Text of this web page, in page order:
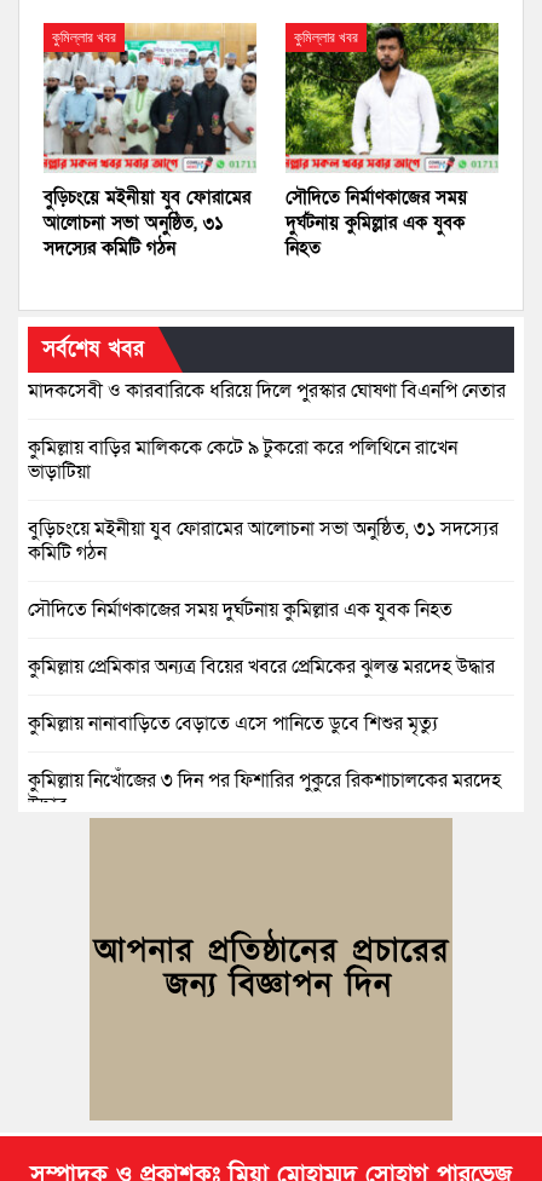
কুমিল্লার খবর
বুড়িচংয়ে মইনীয়া যুব ফোরামের
আলোচনা সভা অনুষ্ঠিত, ৩১
সদস্যের কমিটি গঠন
কুমিল্লার খবর
সৌদিতে নির্মাণকাজের সময়
দুর্ঘটনায় কুমিল্লার এক যুবক
নিহত
সর্বশেষ খবর
মাদকসেবী ও কারবারিকে ধরিয়ে দিলে পুরস্কার ঘোষণা বিএনপি নেতার
কুমিল্লায় বাড়ির মালিককে কেটে ৯ টুকরো করে পলিথিনে রাখেন
ভাড়াটিয়া
বুড়িচংয়ে মইনীয়া যুব ফোরামের আলোচনা সভা অনুষ্ঠিত, ৩১ সদস্যের
কমিটি গঠন
সৌদিতে নির্মাণকাজের সময় দুর্ঘটনায় কুমিল্লার এক যুবক নিহত
কুমিল্লায় প্রেমিকার অন্যত্র বিয়ের খবরে প্রেমিকের ঝুলন্ত মরদেহ উদ্ধার
কুমিল্লায় নানাবাড়িতে বেড়াতে এসে পানিতে ডুবে শিশুর মৃত্যু
কুমিল্লায় নিখোঁজের ৩ দিন পর ফিশারির পুকুরে রিকশাচালকের মরদেহ
উদ্ধার
বুড়িচংয়ে জুলাই ও গণঅভ্যুত্থান দিবস উপলক্ষে ১১ দলীয় জোটের র‍্যালি
ও আলোচনা সভা